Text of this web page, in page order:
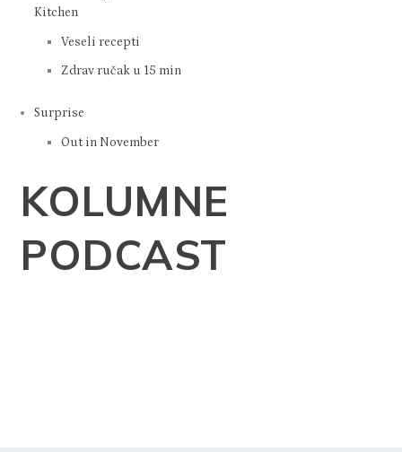
Kitchen
Veseli recepti
Zdrav ručak u 15 min
Surprise
Out in November
KOLUMNE
PODCAST